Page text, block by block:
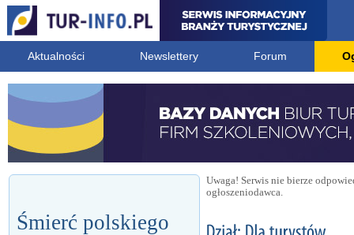
Aktualności Newslettery Forum
Śmierć polskiego
Uwaga! Serwis nie bierze
ogłoszeniodawca.